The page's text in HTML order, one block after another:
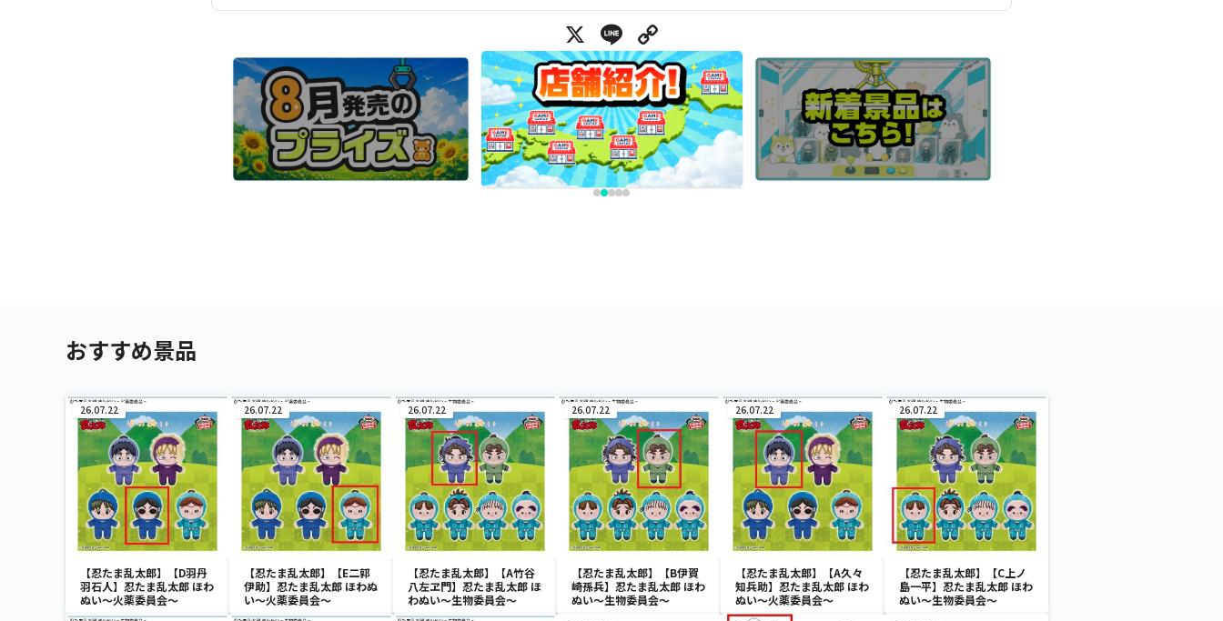
X Line
おすすめ景品
26.07.22
【忍たま乱太郎】【D羽丹
羽石人】忍たま乱太郎 ほわ
ぬい～火薬委員会～
26.07.22
【忍たま乱太郎】【E二郭
伊助】忍たま乱太郎 ほわぬ
い～火薬委員会～
26.07.22
【忍たま乱太郎】【A竹谷
八左ヱ門】忍たま乱太郎 ほ
わぬい～生物委員会～
26.07.22
【忍たま乱太郎】【B伊賀
崎孫兵】忍たま乱太郎 ほわ
ぬい～生物委員会～
26.07.22
【忍たま乱太郎】【A久々
知兵助】忍たま乱太郎 ほわ
ぬい～火薬委員会～
26.07.22
【忍たま乱太郎】【C上ノ
島一平】忍たま乱太郎 ほわ
ぬい～生物委員会～